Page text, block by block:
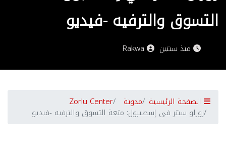
التسوق والترفيه -فيديو
منذ سنتين
الصفحة الرئيسية مدونة Zorlu Center
زورلو سنتر في إسطنبول: متعة التسوق والترفيه -فيديو